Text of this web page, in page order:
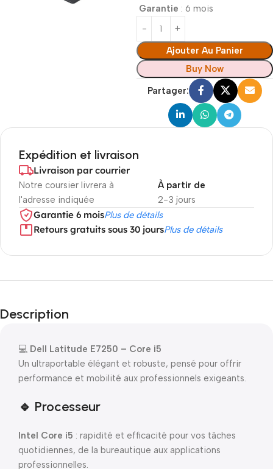
Garantie : 6 mois
Ajouter Au Panier
Buy Now
Partager:
Expédition et livraison
Livraison par courrier
Notre coursier livrera à
l'adresse indiquée
2-3 jours
À partir de
Garantie 6 moisPlus de détails
Retours gratuits sous 30 joursPlus de détails
Description
💻 Dell Latitude E7250 – Core i5
Un ultraportable élégant et robuste, pensé pour offrir
performance et mobilité aux professionnels exigeants.
🔹 Processeur
Intel Core i5 : rapidité et efficacité pour vos tâches
quotidiennes, de la bureautique aux applications
professionnelles.